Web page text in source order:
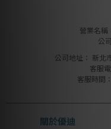
營業名稱
公
公司地址： 新北
客服
客服時間
關於優迪